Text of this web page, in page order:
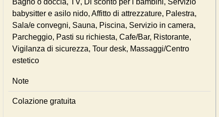
Bagno o doccia, TV, Di sconto per i bambini, Servizio
babysitter e asilo nido, Affitto di attrezzature, Palestra,
Sala/e convegni, Sauna, Piscina, Servizio in camera,
Parcheggio, Pasti su richiesta, Cafe/Bar, Ristorante,
Vigilanza di sicurezza, Tour desk, Massaggi/Centro
estetico
Note
Colazione gratuita